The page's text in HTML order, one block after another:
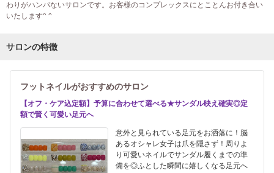
わりがハンパないサロンです。お客様のコンプレックスにとことんお付き合い
いたします^ ^
サロンの特徴
フットネイルがおすすめのサロン
【オフ・ケア込定額】予算に合わせて選べる★サンダル映え確実◎定
額で賢く可愛い足元へ
意外と見られている足元をお洒落に！脳
あるオシャレ女子は爪を隠さず！周りよ
り可愛いネイルでサンダル履くまでの準
備を◎ふとした瞬間に嬉しくなる足元へ